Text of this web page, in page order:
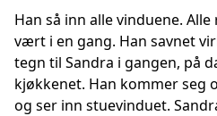
Han så inn alle vinduene.
vært i en gang. Han savnet
tegn til Sandra i gangen, på
kjøkkenet. Han kommer seg
og ser inn stuevinduet.